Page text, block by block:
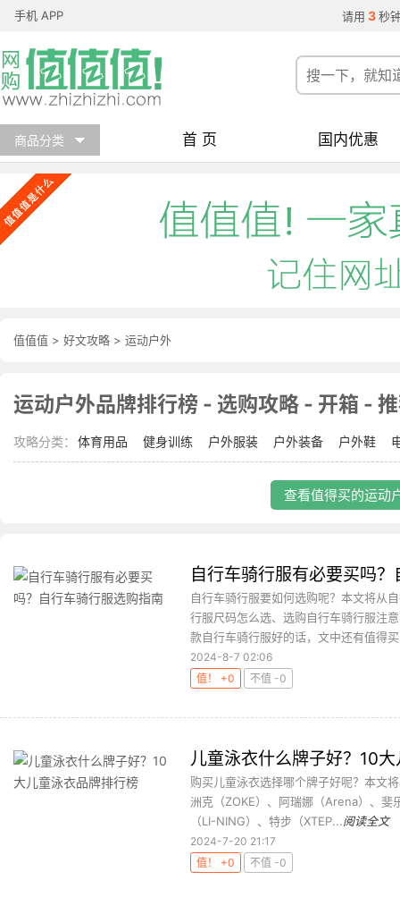
手机 APP 请用 3 秒
商品分类 首 页 国内优惠
值值值 > 好文攻略 > 运动户外
运动户外品牌排行榜 - 选购攻略 - 开箱 -
攻略分类： 体育用品 健身训练 户外服装 户外装备 户外鞋
查看值得买的运动
自行车骑行服有必要买吗
自行车骑行服要如何选购呢？本文将从
行服尺码怎么选、选购自行车骑行服注
款自行车骑行服好的话，文中还有值得
2024-8-7 02:06
值！ +0
不值 -0
儿童泳衣什么牌子好？10
购买儿童泳衣选择哪个牌子好呢？本文
洲克（ZOKE）、阿瑞娜（Arena）、
（LI-NING）、特步（XTEP...阅读全文
2024-7-20 21:17
值！ +0
不值 -0